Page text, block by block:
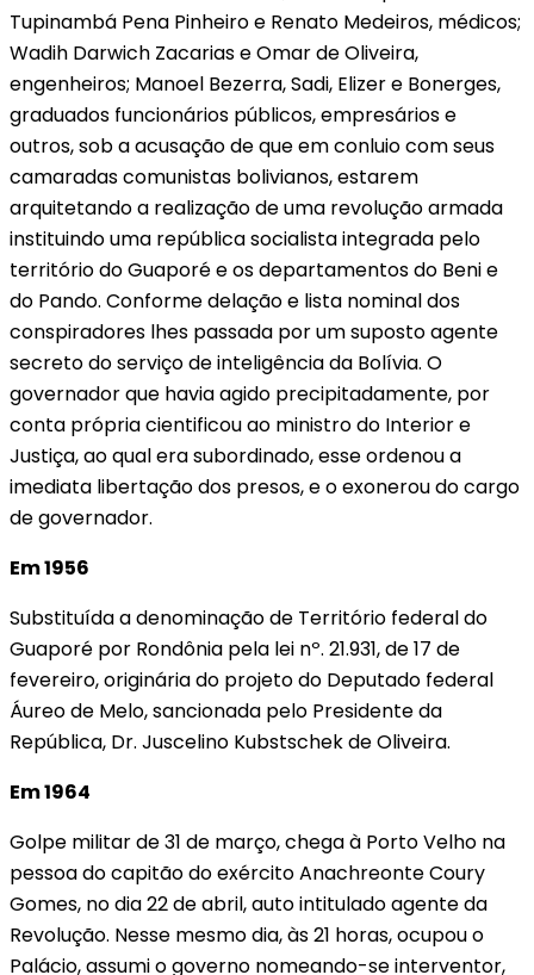
Tupinambá Pena Pinheiro e Renato Medeiros, médicos;
Wadih Darwich Zacarias e Omar de Oliveira,
engenheiros; Manoel Bezerra, Sadi, Elizer e Bonerges,
graduados funcionários públicos, empresários e
outros, sob a acusação de que em conluio com seus
camaradas comunistas bolivianos, estarem
arquitetando a realização de uma revolução armada
instituindo uma república socialista integrada pelo
território do Guaporé e os departamentos do Beni e
do Pando. Conforme delação e lista nominal dos
conspiradores lhes passada por um suposto agente
secreto do serviço de inteligência da Bolívia. O
governador que havia agido precipitadamente, por
conta própria cientificou ao ministro do Interior e
Justiça, ao qual era subordinado, esse ordenou a
imediata libertação dos presos, e o exonerou do cargo
de governador.
Em 1956
Substituída a denominação de Território federal do
Guaporé por Rondônia pela lei nº. 21.931, de 17 de
fevereiro, originária do projeto do Deputado federal
Áureo de Melo, sancionada pelo Presidente da
República, Dr. Juscelino Kubstschek de Oliveira.
Em 1964
Golpe militar de 31 de março, chega à Porto Velho na
pessoa do capitão do exército Anachreonte Coury
Gomes, no dia 22 de abril, auto intitulado agente da
Revolução. Nesse mesmo dia, às 21 horas, ocupou o
Palácio, assumi o governo nomeando-se interventor,